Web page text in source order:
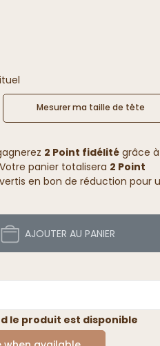
Mesurer ma taille de tête
2 Point fidélitégrâce à
panier totalisera 2 Point
en bon de réduction pour
AJOUTER AU PANIER
le produit est disponible